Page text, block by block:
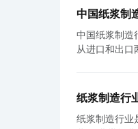
浆制造企业不
由于森林资源
的挑战。随着
战。未来，纸
求。 其次，纸浆制造行业的下游需求趋势是多样化和环保化。随着人们生活水平的提高和消费习惯的改变，对于纸制品的需求也发
生了变化。
要求都在提高
产品的附加值。 另一方面，环保化需求的冲击也在逐渐显现。纸浆制造行业作为一个资源密集型行业，其生产
保的纸浆产品，以满足消费者对环保
平、人口规
相应增加；而
中国纸浆制
中国纸浆制造
从进口和出口两个方面对中
纸浆制造行业
中国纸浆进口
浆生产过程中的
纸浆制造行
纸浆制造行业